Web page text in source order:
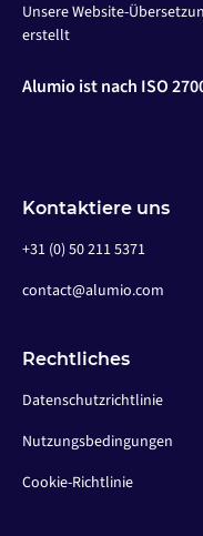
Unsere Website-
erstellt
Alumio ist nach ISO
Kontaktiere uns
+31 (0) 50 211 5371
contact@alumio.com
Rechtliches
Datenschutzrichtlinie
Nutzungsbedingungen
Cookie-Richtlinie